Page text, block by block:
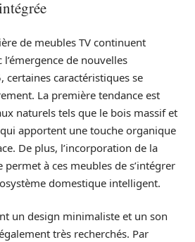
de meubles TV continuent
l’émergence de nouvelles
certaines caractéristiques se
La première tendance est
naturels tels que le bois massif et
apportent une touche organique
De plus, l’incorporation de la
à ces meubles de s’intégrer
domestique intelligent.
un design minimaliste et un son
très recherchés. Par